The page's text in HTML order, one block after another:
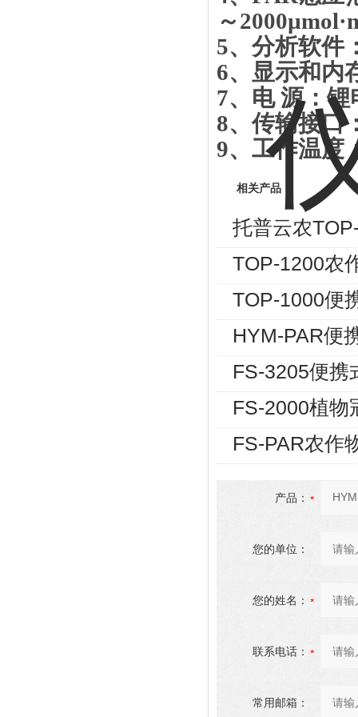
～2000µmol·
5、分析软件
6、显示和内
7、电 源：
8、传输接口
9、工作温度
相关产品
托普云农
TOP-1200农
TOP-1000便
HYM-PAR便
FS-3205便携
FS-2000植物
FS-PAR农作
产品：
您的单位：
您的姓名：
联系电话：
常用邮箱：